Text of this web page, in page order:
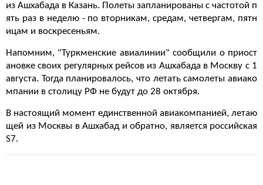
из Ашхабада в Казань. Полеты запланированы с частотой п
ять раз в неделю - по вторникам, средам, четвергам, пятн
ицам и воскресеньям.
Напомним, "Туркменские авиалинии" сообщили о приост
ановке своих регулярных рейсов из Ашхабада в Москву с 1
августа. Тогда планировалось, что летать самолеты авиако
мпании в столицу РФ не будут до 28 октября.
В настоящий момент единственной авиакомпанией, летаю
щей из Москвы в Ашхабад и обратно, является российская
S7.